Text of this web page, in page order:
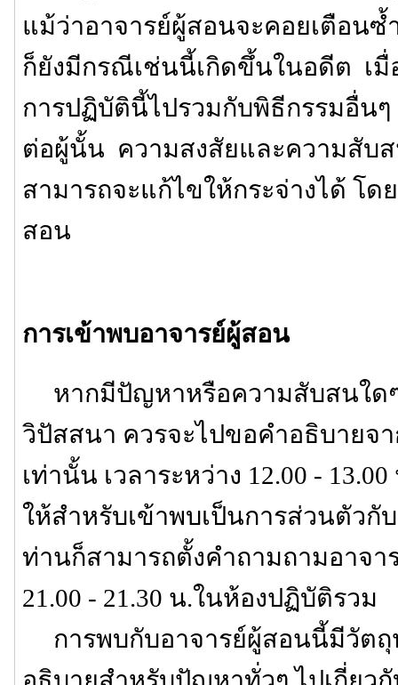
แม้ว่าอาจารย์ผู้สอนจะคอยเตือน
ก็ยังมีกรณีเช่นนี้เกิดขึ้นในอดีต เมื่
การปฏิบัตินี้ไปรวมกับพิธีกรรมอื่น
ต่อผู้นั้น ความสงสัยและความสับ
สามารถจะแก้ไขให้กระจ่างได้ โด
สอน
การเข้าพบอาจารย์ผู้สอน
หากมีปัญหาหรือความสับสนใดๆ
วิปัสสนา ควรจะไปขอคำอธิบายจ
เท่านั้น เวลาระหว่าง 12.00 -
ให้สำหรับเข้าพบเป็นการส่วนตัว
ท่านก็สามารถตั้งคำถามถามอาจา
21.00 - 21.30 น.ในห้องปฏิบัติรวม
การพบกับอาจารย์ผู้สอนนี้มีวัตถุ